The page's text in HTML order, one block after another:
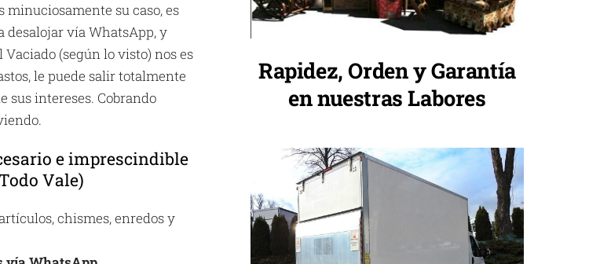
minuciosamente su caso, es
desalojar vía WhatsApp, y
(según lo visto) nos es
le puede salir totalmente
sus intereses. Cobrando
e imprescindible
Vale)
chismes, enredos y
Rapidez, Orden y Garantía
en nuestras Labores